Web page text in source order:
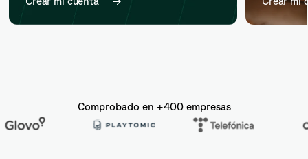
Comprobado en +400 empresas